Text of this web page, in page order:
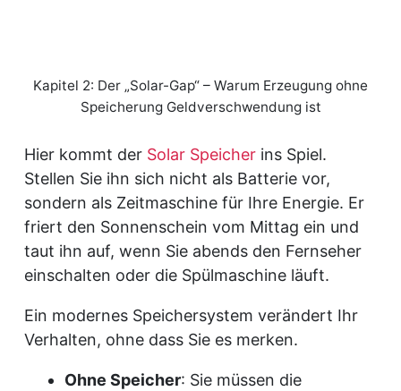
Kapitel 2: Der „Solar-Gap“ – Warum Erzeugung ohne
Speicherung Geldverschwendung ist
Hier kommt der Solar Speicher ins Spiel.
Stellen Sie ihn sich nicht als Batterie vor,
sondern als Zeitmaschine für Ihre Energie. Er
friert den Sonnenschein vom Mittag ein und
taut ihn auf, wenn Sie abends den Fernseher
einschalten oder die Spülmaschine läuft.
Ein modernes Speichersystem verändert Ihr
Verhalten, ohne dass Sie es merken.
Ohne Speicher: Sie müssen die